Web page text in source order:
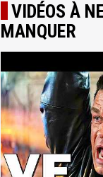
VIDÉOS À
MANQUER